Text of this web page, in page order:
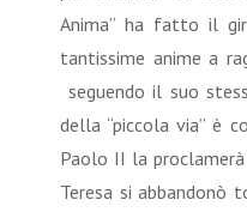
Anima” ha fatto il
tantissime anime a
seguendo il suo
della “piccola via” è
Paolo II la
Teresa si abbandonò